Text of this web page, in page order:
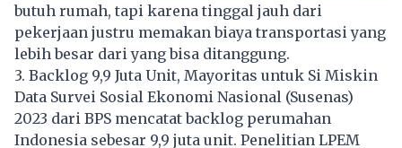
butuh rumah, tapi karena tinggal jauh dari
pekerjaan justru memakan biaya transportasi yang
lebih besar dari yang bisa ditanggung.
3. Backlog 9,9 Juta Unit, Mayoritas untuk Si Miskin
Data Survei Sosial Ekonomi Nasional (Susenas)
2023 dari BPS mencatat backlog perumahan
Indonesia sebesar 9,9 juta unit. Penelitian LPEM